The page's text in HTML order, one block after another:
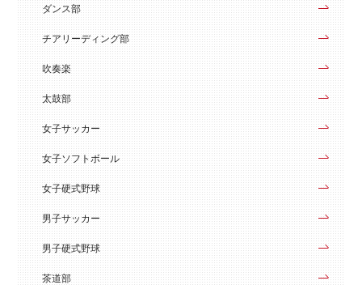
ダンス部
チアリーディング部
吹奏楽
太鼓部
女子サッカー
女子ソフトボール
女子硬式野球
男子サッカー
男子硬式野球
茶道部